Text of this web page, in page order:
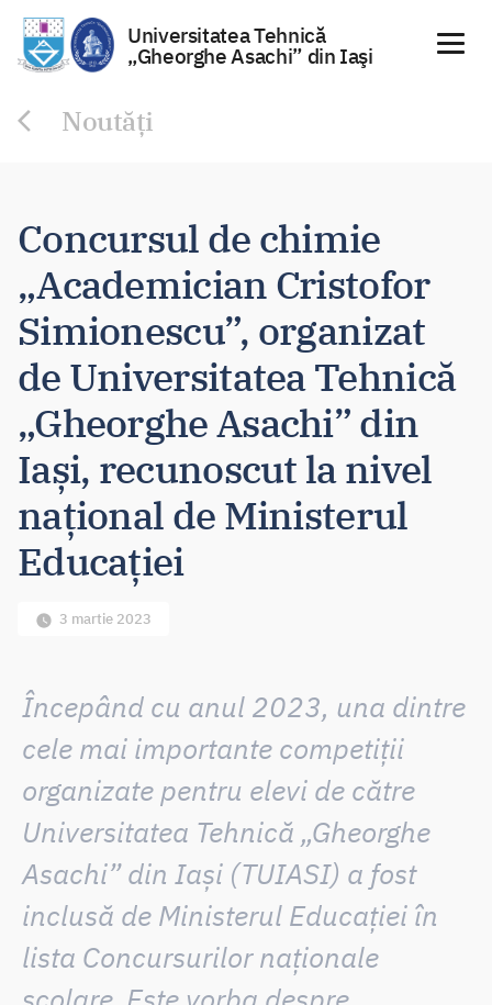
Universitatea Tehnică
„Gheorghe Asachi” din Iaşi
Noutăți
Concursul de chimie
„Academician Cristofor
Simionescu”, organizat
de Universitatea Tehnică
„Gheorghe Asachi” din
Iași, recunoscut la nivel
naţional de Ministerul
Educației
3 martie 2023
Începând cu anul 2023, una dintre
cele mai importante competiții
organizate pentru elevi de către
Universitatea Tehnică „Gheorghe
Asachi” din Iași (TUIASI) a fost
inclusă de Ministerul Educației în
lista Concursurilor naționale